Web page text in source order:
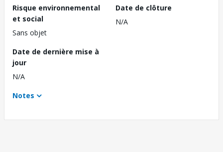
Risque environnemental
et social
Sans objet
Date de clôture
N/A
Date de dernière mise à
jour
N/A
Notes